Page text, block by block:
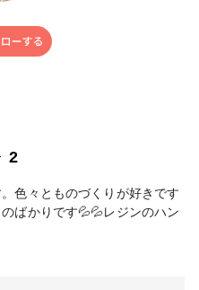
2
色々とものづくりが好きです
ばかりです💦💦レジンのハン